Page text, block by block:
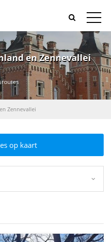
en Zennevallei
Zennevallei
op kaart